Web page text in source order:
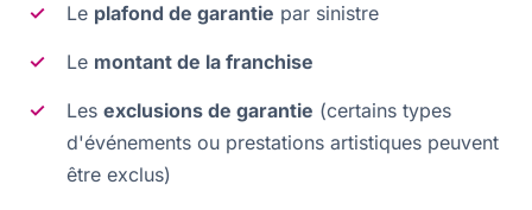
Le plafond de garantie par sinistre
Le montant de la franchise
Les exclusions de garantie (certains types
d'événements ou prestations artistiques peuvent
être exclus)